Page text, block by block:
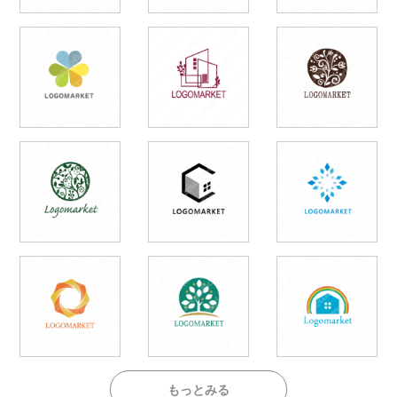
もっとみる